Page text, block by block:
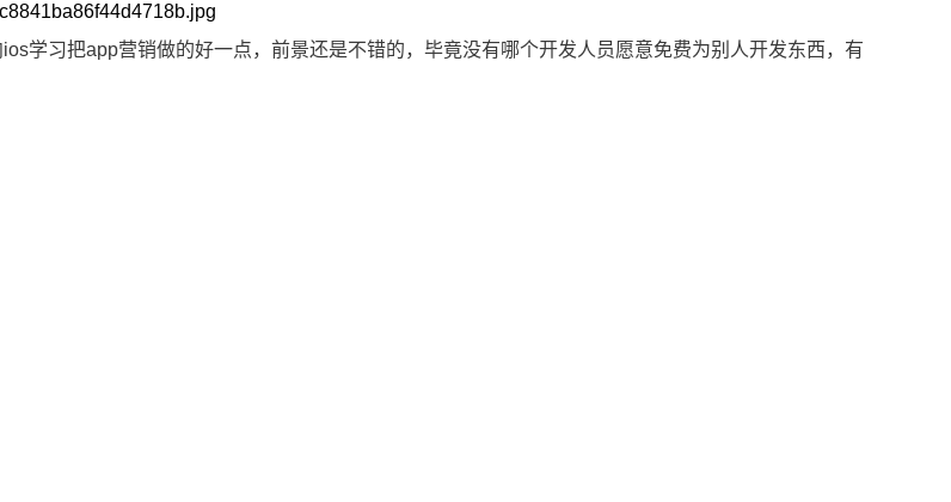
学习把app营销做的好一点，前景还是不错的，毕竟没有哪个开发人员愿意免费为别人开发东西，有